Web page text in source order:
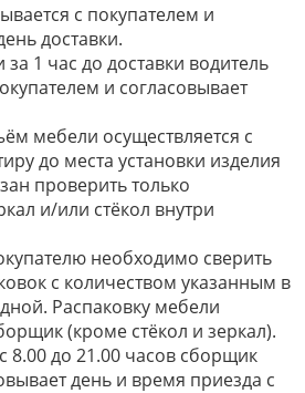
с покупателем и
доставки.
за 1 час до доставки водитель
и согласовывает
мебели осуществляется с
до места установки изделия
проверить только
и/или стёкол внутри
необходимо сверить
с количеством указанным в
Распаковку мебели
(кроме стёкол и зеркал).
8.00 до 21.00 часов сборщик
день и время приезда с